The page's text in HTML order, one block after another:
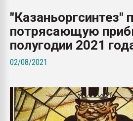
"Казаньоргсинтез"
потрясающую
полугодии 2021
02/08/2021